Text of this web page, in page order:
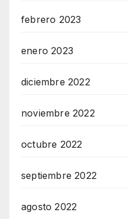
febrero 2023
enero 2023
diciembre 2022
noviembre 2022
octubre 2022
septiembre 2022
agosto 2022